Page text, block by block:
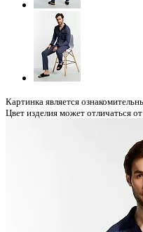
Картинка является
Цвет изделия может отличаться от